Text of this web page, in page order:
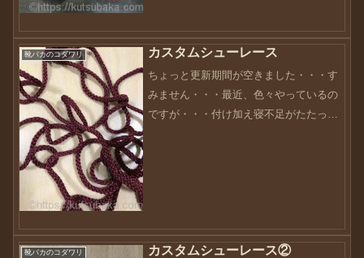
靴バカのコダワリ カスタムシューレース
ちょっと更新期間が空きました・・・す
みません・・・最近、色々やっているの
ですが・・・付け加え寝不足がたたっ
靴バカのコダワリ カスタムシューレース②